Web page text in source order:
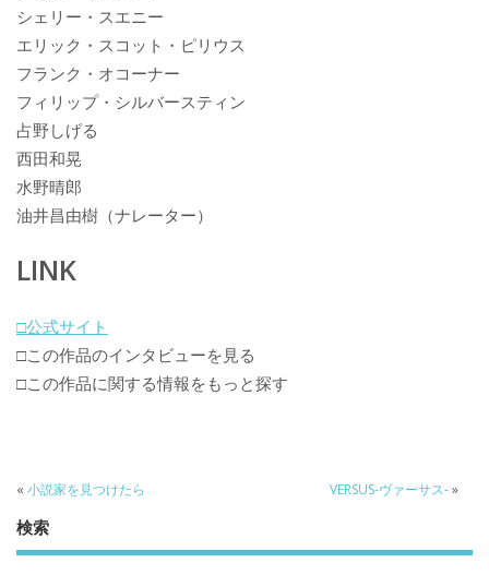
シェリー・スエニー
エリック・スコット・ピリウス
フランク・オコーナー
フィリップ・シルバースティン
占野しげる
西田和晃
水野晴郎
油井昌由樹（ナレーター）
LINK
□公式サイト
□この作品のインタビューを見る
□この作品に関する情報をもっと探す
« 小説家を見つけたら VERSUS-ヴァーサス-»
検索